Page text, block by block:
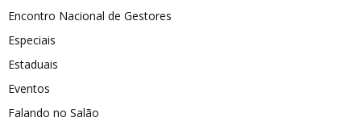
Encontro Nacional de Gestores
Especiais
Estaduais
Eventos
Falando no Salão